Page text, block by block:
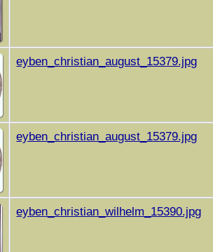
eyben_christian_august_15379.jpg
eyben_christian_august_15379.jpg
eyben_christian_wilhelm_15390.jpg